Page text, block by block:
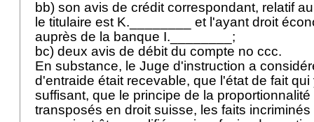
bb) son avis de crédit correspondant, relatif
le titulaire est K.________ et l'ayant droit
auprès de la banque I.________;
bc) deux avis de débit du compte no ccc.
En substance, le Juge d'instruction a
d'entraide était recevable, que l'état de fait qui
suffisant, que le principe de la
transposés en droit suisse, les faits